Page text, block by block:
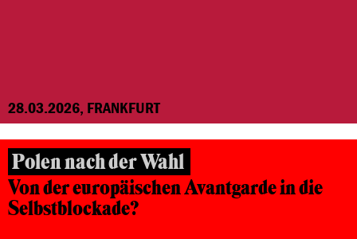
28.03.2026, FRANKFURT
Polen nach der Wahl
Von der europäischen Avantgarde in die
Selbstblockade?